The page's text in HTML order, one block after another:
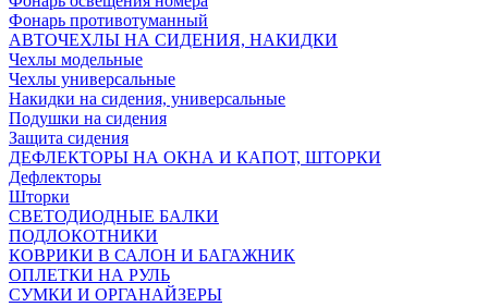
Фонарь противотуманный
АВТОЧЕХЛЫ НА СИДЕНИЯ, НАКИДКИ
Чехлы модельные
Чехлы универсальные
Накидки на сидения, универсальные
Подушки на сидения
Защита сидения
ДЕФЛЕКТОРЫ НА ОКНА И КАПОТ, ШТОРКИ
Дефлекторы
Шторки
СВЕТОДИОДНЫЕ БАЛКИ
ПОДЛОКОТНИКИ
КОВРИКИ В САЛОН И БАГАЖНИК
ОПЛЕТКИ НА РУЛЬ
СУМКИ И ОРГАНАЙЗЕРЫ